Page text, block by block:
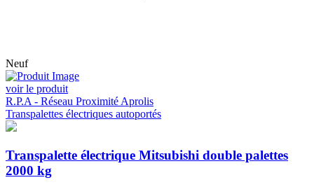
Neuf
voir le produit
R.P.A - Réseau Proximité Aprolis
Transpalettes électriques autoportés
Transpalette électrique Mitsubishi double palettes
2000 kg